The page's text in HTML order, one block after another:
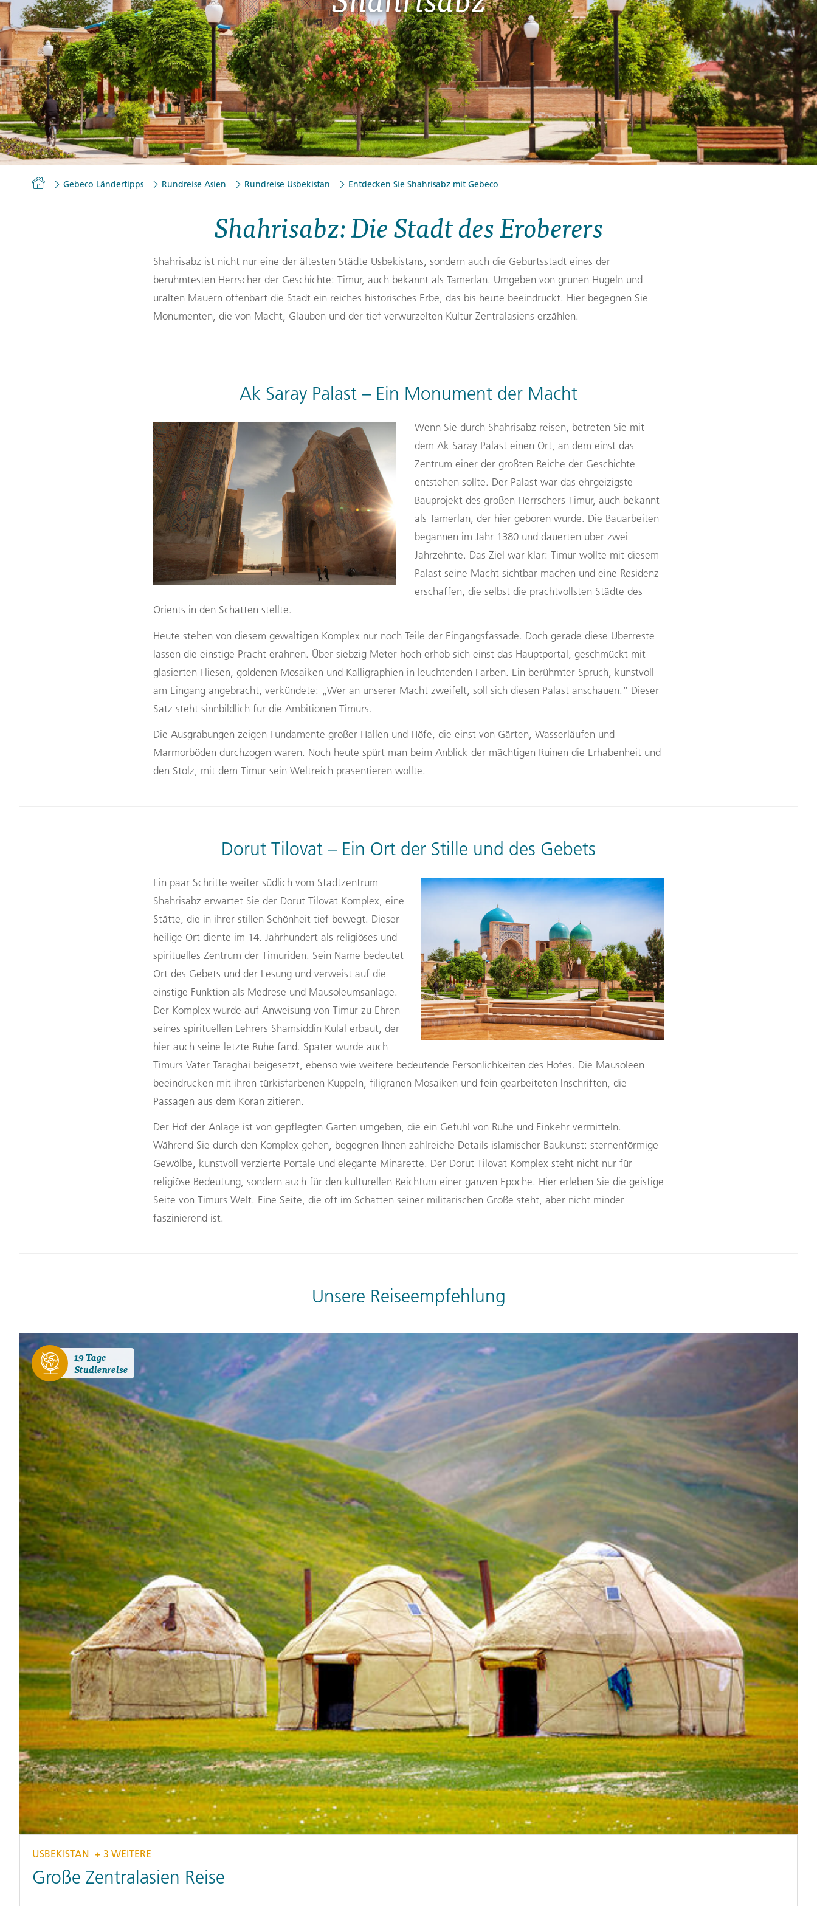
Finnland
Montenegro
Zypern
→ Beratung +49 (0) 431 5446-0 Reisefinder öffnen
Gutscheine
Messen und Veranstaltungen
Notfallteam und
Krisenmanagement
→ Beratung +49 (0) 431 5446-0 Reisefinder öffnen
→ Beratung +49 (0) 431 5446-0 Reisefinder öffnen
Homepage
Gebeco Ländertipps Rundreise Asien Rundreise Usbekistan Entdecken Sie Shahrisabz mit Gebeco
Shahrisabz: Die Stadt des Eroberers
Shahrisabz ist nicht nur eine der ältesten Städte Usbekistans, sondern auch die Geburtsstadt eines der
berühmtesten Herrscher der Geschichte: Timur, auch bekannt als Tamerlan. Umgeben von grünen Hügeln und
uralten Mauern offenbart die Stadt ein reiches historisches Erbe, das bis heute beeindruckt. Hier begegnen Sie
Monumenten, die von Macht, Glauben und der tief verwurzelten Kultur Zentralasiens erzählen.
Ak Saray Palast – Ein Monument der Macht
Wenn Sie durch Shahrisabz reisen, betreten Sie mit
dem Ak Saray Palast einen Ort, an dem einst das
Zentrum einer der größten Reiche der Geschichte
entstehen sollte. Der Palast war das ehrgeizigste
Bauprojekt des großen Herrschers Timur, auch bekannt
als Tamerlan, der hier geboren wurde. Die Bauarbeiten
begannen im Jahr 1380 und dauerten über zwei
Jahrzehnte. Das Ziel war klar: Timur wollte mit diesem
Palast seine Macht sichtbar machen und eine Residenz
erschaffen, die selbst die prachtvollsten Städte des
Orients in den Schatten stellte.
Heute stehen von diesem gewaltigen Komplex nur noch Teile der Eingangsfassade. Doch gerade diese Überreste
lassen die einstige Pracht erahnen. Über siebzig Meter hoch erhob sich einst das Hauptportal, geschmückt mit
glasierten Fliesen, goldenen Mosaiken und Kalligraphien in leuchtenden Farben. Ein berühmter Spruch, kunstvoll
am Eingang angebracht, verkündete: „Wer an unserer Macht zweifelt, soll sich diesen Palast anschauen.“ Dieser
Satz steht sinnbildlich für die Ambitionen Timurs.
Die Ausgrabungen zeigen Fundamente großer Hallen und Höfe, die einst von Gärten, Wasserläufen und
Marmorböden durchzogen waren. Noch heute spürt man beim Anblick der mächtigen Ruinen die Erhabenheit und
den Stolz, mit dem Timur sein Weltreich präsentieren wollte.
Dorut Tilovat – Ein Ort der Stille und des Gebets
Ein paar Schritte weiter südlich vom Stadtzentrum
Shahrisabz erwartet Sie der Dorut Tilovat Komplex, eine
Stätte, die in ihrer stillen Schönheit tief bewegt. Dieser
heilige Ort diente im 14. Jahrhundert als religiöses und
spirituelles Zentrum der Timuriden. Sein Name bedeutet
Ort des Gebets und der Lesung und verweist auf die
einstige Funktion als Medrese und Mausoleumsanlage.
Der Komplex wurde auf Anweisung von Timur zu Ehren
seines spirituellen Lehrers Shamsiddin Kulal erbaut, der
hier auch seine letzte Ruhe fand. Später wurde auch
Timurs Vater Taraghai beigesetzt, ebenso wie weitere bedeutende Persönlichkeiten des Hofes. Die Mausoleen
beeindrucken mit ihren türkisfarbenen Kuppeln, filigranen Mosaiken und fein gearbeiteten Inschriften, die
Passagen aus dem Koran zitieren.
Der Hof der Anlage ist von gepflegten Gärten umgeben, die ein Gefühl von Ruhe und Einkehr vermitteln.
Während Sie durch den Komplex gehen, begegnen Ihnen zahlreiche Details islamischer Baukunst: sternenförmige
Gewölbe, kunstvoll verzierte Portale und elegante Minarette. Der Dorut Tilovat Komplex steht nicht nur für
religiöse Bedeutung, sondern auch für den kulturellen Reichtum einer ganzen Epoche. Hier erleben Sie die geistige
Seite von Timurs Welt. Eine Seite, die oft im Schatten seiner militärischen Größe steht, aber nicht minder
faszinierend ist.
Unsere Reiseempfehlung
19 Tage
Studienreise
USBEKISTAN + 3 WEITERE
Große Zentralasien Reise